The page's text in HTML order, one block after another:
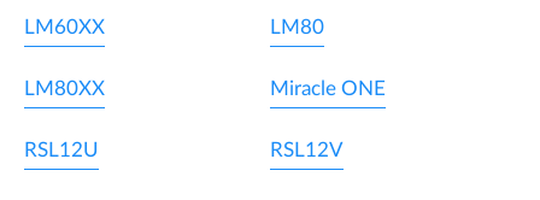
LM60XX LM80
LM80XX Miracle ONE
RSL12U RSL12V